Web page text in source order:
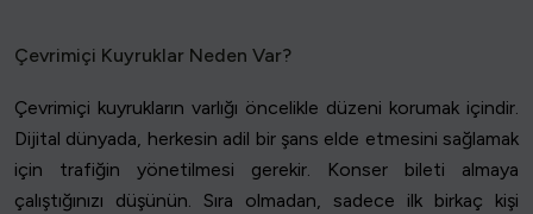
Çevrimiçi Kuyruklar Neden Var?
Çevrimiçi kuyrukların varlığı öncelikle düzeni korumak içindir.
Dijital dünyada, herkesin adil bir şans elde etmesini sağlamak
için trafiğin yönetilmesi gerekir. Konser bileti almaya
çalıştığınızı düşünün. Sıra olmadan, sadece ilk birkaç kişi